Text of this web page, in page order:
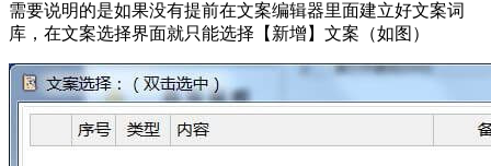
需要说明的是如果没有提前在文案编辑器里面建立好文案词
库，在文案选择界面就只能选择【新增】文案（如图）